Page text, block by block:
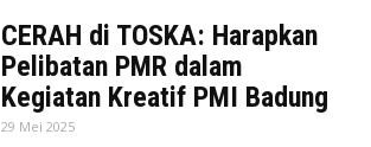
CERAH di TOSKA: Harapkan
Pelibatan PMR dalam
Kegiatan Kreatif PMI Badung
29 Mei 2025